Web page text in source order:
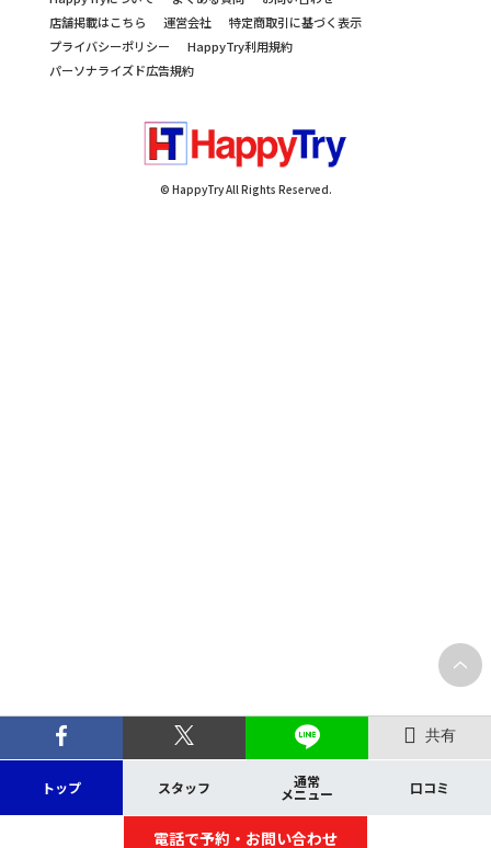
共有
トップ スタッフ 通常
メニュー 口コミ
電話で予約・お問い合わせ
店舗掲載はこちら
運営会社
特定商取引に基づく表示
プライバシーポリシー
HappyTry利用規約
パーソナライズド広告規約
© HappyTry All Rights Reserved.